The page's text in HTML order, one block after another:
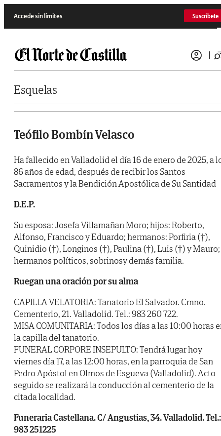
Accede sin límites Suscríbete
Esquelas
Teófilo Bombín Velasco
Ha fallecido en Valladolid el día 16 de enero de 2025, a
86 años de edad, después de recibir los Santos
Sacramentos y la Bendición Apostólica de Su Santidad
D.E.P.
Su esposa: Josefa Villamañan Moro; hijos: Roberto,
Alfonso, Francisco y Eduardo; hermanos: Porfiria (†),
Quinidio (†), Longinos (†), Paulina (†), Luis (†) y Mauro;
hermanos políticos, sobrinosy demás familia.
Ruegan una oración por su alma
CAPILLA VELATORIA: Tanatorio El Salvador. Cmno.
Cementerio, 21. Valladolid. Tel.: 983 260 722.
MISA COMUNITARIA: Todos los días a las 10:00 horas
la capilla del tanatorio.
FUNERAL CORPORE INSEPULTO: Tendrá lugar hoy
viernes día 17, a las 12:00 horas, en la parroquia de San
Pedro Apóstol en Olmos de Esgueva (Valladolid). Acto
seguido se realizará la conducción al cementerio de la
citada localidad.
Funeraria Castellana. C/ Angustias, 34. Valladolid. Tel.:
983 251225